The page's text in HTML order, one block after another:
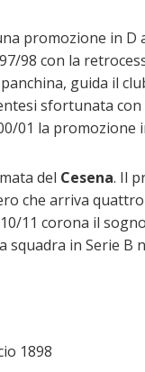
promozione in D
98 con la
guida il
sfortunata con
01 la promozione
del Cesena. Il
che arriva
11 corona il
squadra in Serie B
1898